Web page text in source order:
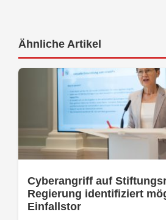
Ähnliche Artikel
Cyberangriff auf
Regierung identifiziert
Einfallstor